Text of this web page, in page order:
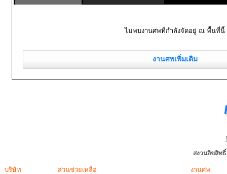
ไม่พบงานศพที่กำลังจัดอยู่ ณ พื้นที่นี้
งานศพเพิ่มเติม
สงวนลิขสิท
บริษัท ส่วนช่วยเหลือ งานศพ